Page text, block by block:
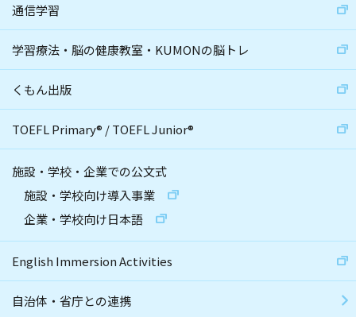
通信学習
学習療法・脳の健康教室・KUMONの脳トレ
くもん出版
TOEFL Primary® /TOEFL Junior®
施設・学校・企業での公文式
施設・学校向け導入事業
企業・学校向け日本語
English Immersion Activities
自治体・省庁との連携